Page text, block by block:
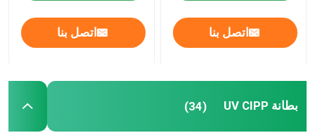
اتصل بنا اتصل بنا
بطانة UV CIPP (34)